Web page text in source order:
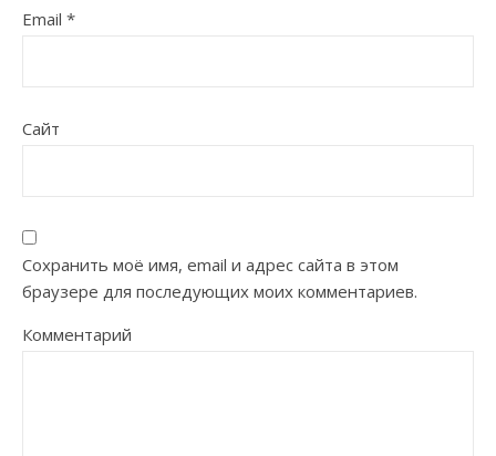
Email *
Сайт
Сохранить моё имя, email и адрес сайта в этом
браузере для последующих моих комментариев.
Комментарий